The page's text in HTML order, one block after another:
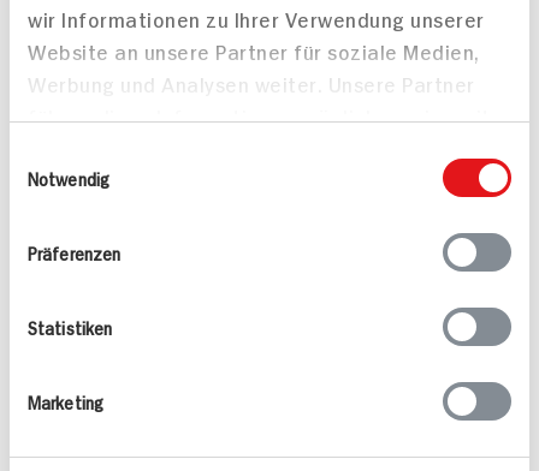
wir Informationen zu Ihrer Verwendung unserer
Website an unsere Partner für soziale Medien,
Werbung und Analysen weiter. Unsere Partner
führen diese Informationen möglicherweise mit
bereitgestellt haben oder die sie im Rahmen
Notwendig
Präferenzen
Statistiken
Marketing
Mehr Informationen in unserem FAQ
kontakt
hit.de
Wir beantworten gerne Ihre Fragen
Folgen Sie uns auf TikTok